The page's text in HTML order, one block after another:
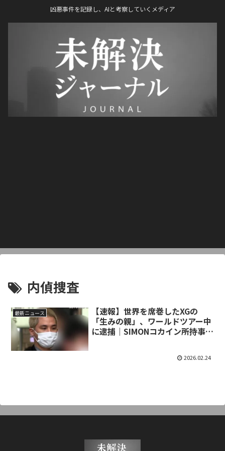
凶悪事件を記録し、AIと考察していくメディア
内偵捜査
最新ニュース
【速報】世界を席巻したXGの
「生みの親」、ワールドツアー中
に逮捕｜SIMONコカイン所持事件
2026.02.24